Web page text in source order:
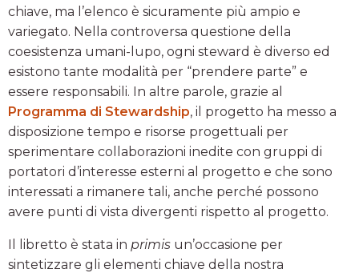
chiave, ma l’elenco è sicuramente più ampio e
variegato. Nella controversa questione della
coesistenza umani-lupo, ogni steward è diverso ed
esistono tante modalità per “prendere parte” e
essere responsabili. In altre parole, grazie al
Programma di Stewardship, il progetto ha messo a
disposizione tempo e risorse progettuali per
sperimentare collaborazioni inedite con gruppi di
portatori d’interesse esterni al progetto e che sono
interessati a rimanere tali, anche perché possono
avere punti di vista divergenti rispetto al progetto.
Il libretto è stata in primis un’occasione per
sintetizzare gli elementi chiave della nostra